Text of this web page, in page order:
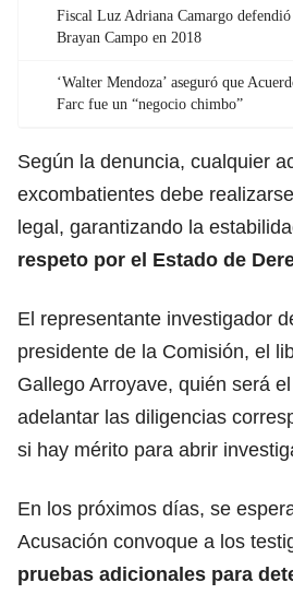
Fiscal Luz Adriana Camargo
Brayan Campo en 2018
‘Walter Mendoza’ aseguró que
Farc fue un “negocio chimbo”
Según la denuncia, cualquier
excombatientes debe
legal, garantizando la
respeto por el Estado de
El representante investigador
presidente de la Comisión, el
Gallego Arroyave, quién será
adelantar las diligencias
si hay mérito para abrir
En los próximos días, se
Acusación convoque a los
pruebas adicionales para